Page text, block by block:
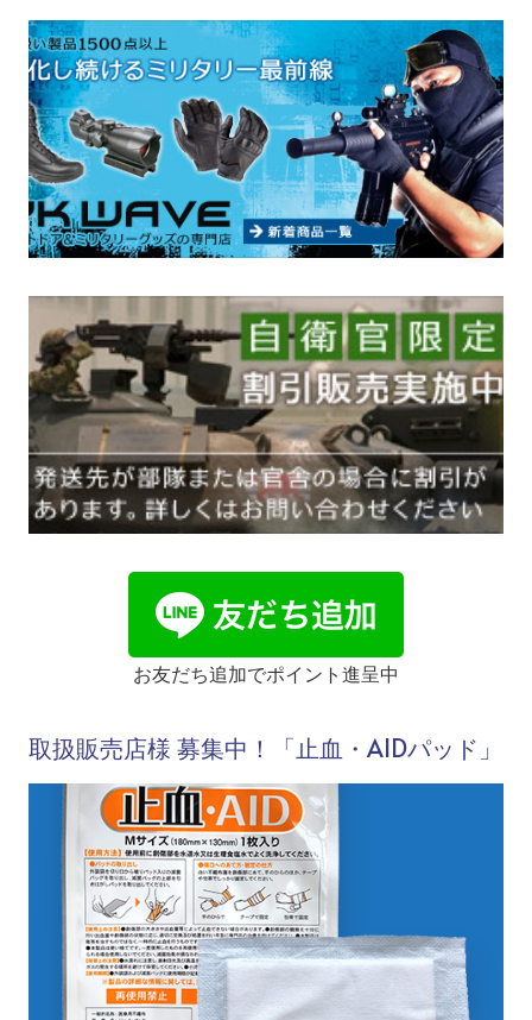
お友だち追加でポイント進呈中
取扱販売店様 募集中！「止血・AIDパッド」